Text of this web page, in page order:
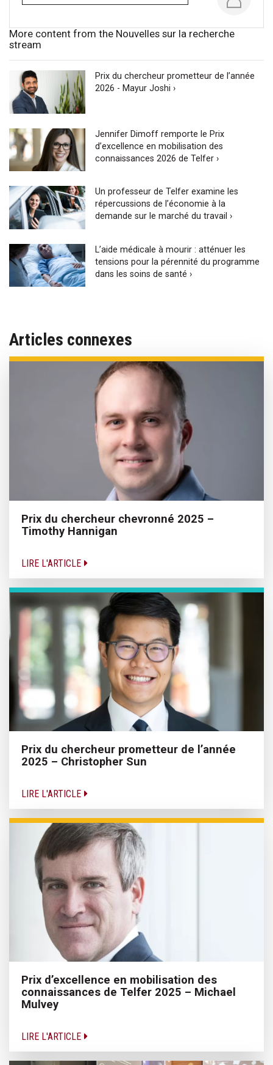
More content from the Nouvelles sur la recherche
stream
Prix du chercheur prometteur de l’année
2026 - Mayur Joshi ›
Jennifer Dimoff remporte le Prix
d’excellence en mobilisation des
connaissances 2026 de Telfer ›
Un professeur de Telfer examine les
répercussions de l’économie à la
demande sur le marché du travail ›
L’aide médicale à mourir : atténuer les
tensions pour la pérennité du programme
dans les soins de santé ›
Articles connexes
Prix du chercheur chevronné 2025 –
Timothy Hannigan
LIRE L'ARTICLE
Prix du chercheur prometteur de l’année
2025 – Christopher Sun
LIRE L'ARTICLE
Prix d’excellence en mobilisation des
connaissances de Telfer 2025 – Michael
Mulvey
LIRE L'ARTICLE